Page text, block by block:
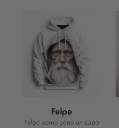
Felpe
Felpe uomo sono un capo